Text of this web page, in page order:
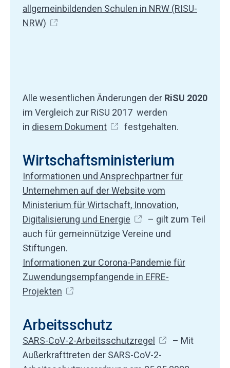
allgemeinbildenden Schulen in NRW (RISU-
NRW)
Alle wesentlichen Änderungen der RiSU 2020
im Vergleich zur RiSU 2017 werden
in diesem Dokument festgehalten.
Wirtschaftsministerium
Informationen und Ansprechpartner für
Unternehmen auf der Website vom
Ministerium für Wirtschaft, Innovation,
Digitalisierung und Energie
– gilt zum Teil
auch für gemeinnützige Vereine und
Stiftungen.
Informationen zur Corona-Pandemie für
Zuwendungsempfangende in EFRE-
Projekten
Arbeitsschutz
SARS-CoV-2-Arbeitsschutzregel
– Mit
Außerkrafttreten der SARS-CoV-2-